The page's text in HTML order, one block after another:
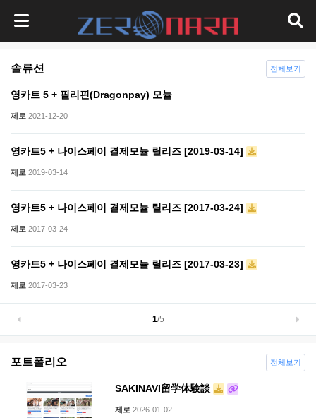
솔류션
영카트 5 + 필리핀(Dragonpay) 모뉼
제로 2021-12-20
영카트5 + 나이스페이 결제모뉼 릴리즈 [2019-03-14]
제로 2019-03-14
영카트5 + 나이스페이 결제모뉼 릴리즈 [2017-03-24]
제로 2017-03-24
영카트5 + 나이스페이 결제모뉼 릴리즈 [2017-03-23]
제로 2017-03-23
1/5
전체보기
포트폴리오
SAKINAVI留学体験談
제로 2026-01-02
전체보기